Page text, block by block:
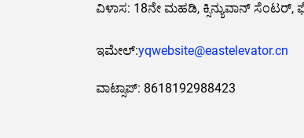
ವಿಳಾಸ: 18ನೇ ಮಹಡಿ, ಕ್ಸಿನ್ಯುವಾನ್ ಸೆಂಟರ್,
ಇಮೇಲ್:yqwebsite@eastelevator.cn
ವಾಟ್ಸಾಪ್: 8618192988423